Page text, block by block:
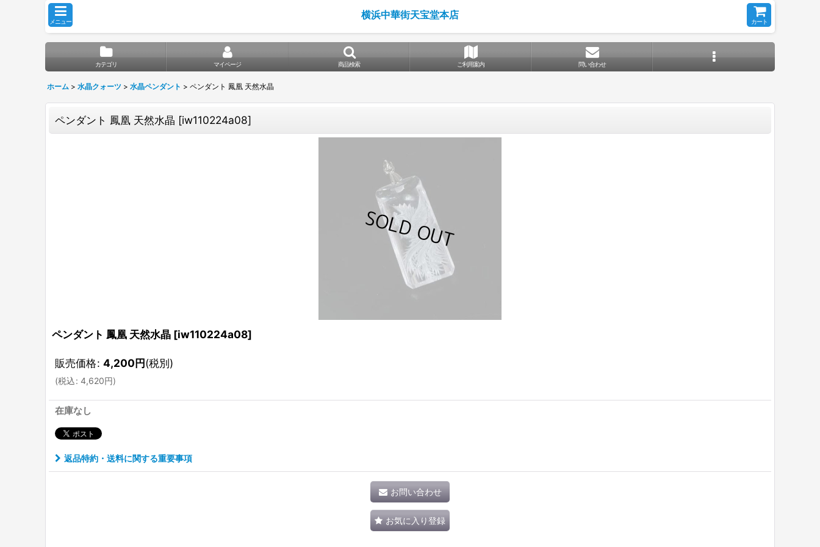
メニュー
横浜中華街天宝堂本店
カート
カテゴリ マイページ 商品検索 ご利用案内 問い合わせ
ホーム > 水晶クォーツ > 水晶ペンダント > ペンダント 鳳凰 天然水晶
ペンダント 鳳凰 天然水晶 [iw110224a08]
ペンダント 鳳凰 天然水晶 [iw110224a08]
販売価格: 4,200円(税別)
(税込: 4,620円)
在庫なし
返品特約・送料に関する重要事項
お問い合わせ
お気に入り登録